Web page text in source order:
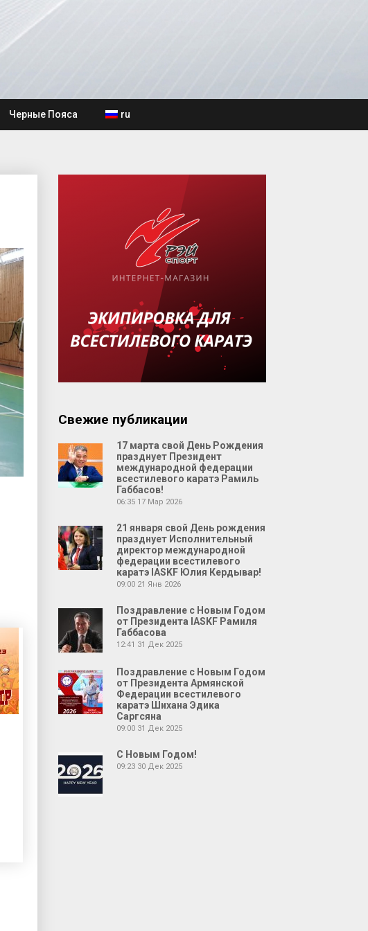
Черные Пояса ru
Свежие публикации
17 марта свой День Рождения
празднует Президент
международной федерации
всестилевого каратэ Рамиль
Габбасов!
06:35 17 Мар 2026
21 января свой День рождения
празднует Исполнительный
директор международной
федерации всестилевого
каратэ IASKF Юлия Кердывар!
09:00 21 Янв 2026
Поздравление с Новым Годом
от Президента IASKF Рамиля
Габбасова
12:41 31 Дек 2025
Поздравление с Новым Годом
от Президента Армянской
Федерации всестилевого
каратэ Шихана Эдика
Саргсяна
09:00 31 Дек 2025
С Новым Годом!
09:23 30 Дек 2025